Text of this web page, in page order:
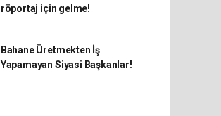
röportaj için gelme!
Bahane Üretmekten İş
Yapamayan Siyasi Başkanlar!